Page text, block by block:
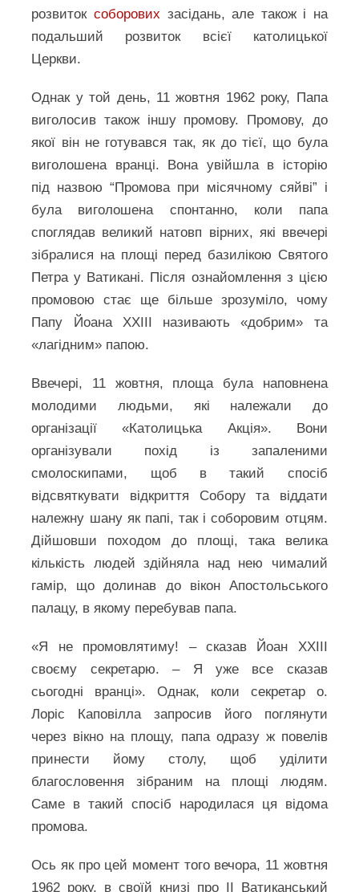
розвиток соборових засідань, але також і на
подальший розвиток всієї католицької
Церкви.
Однак у той день, 11 жовтня 1962 року, Папа
виголосив також іншу промову. Промову, до
якої він не готувався так, як до тієї, що була
виголошена вранці. Вона увійшла в історію
під назвою “Промова при місячному сяйві” і
була виголошена спонтанно, коли папа
споглядав великий натовп вірних, які ввечері
зібралися на площі перед базилікою Святого
Петра у Ватикані. Після ознайомлення з цією
промовою стає ще більше зрозуміло, чому
Папу Йоана ХХІІІ називають «добрим» та
«лагідним» папою.
Ввечері, 11 жовтня, площа була наповнена
молодими людьми, які належали до
організації «Католицька Акція». Вони
організували похід із запаленими
смолоскипами, щоб в такий спосіб
відсвяткувати відкриття Собору та віддати
належну шану як папі, так і соборовим отцям.
Дійшовши походом до площі, така велика
кількість людей здійняла над нею чималий
гамір, що долинав до вікон Апостольського
палацу, в якому перебував папа.
«Я не промовлятиму! – сказав Йоан ХХІІІ
своєму секретарю. – Я уже все сказав
сьогодні вранці». Однак, коли секретар о.
Лоріс Каповілла запросив його поглянути
через вікно на площу, папа одразу ж повелів
принести йому столу, щоб уділити
благословення зібраним на площі людям.
Саме в такий спосіб народилася ця відома
промова.
Ось як про цей момент того вечора, 11 жовтня
1962 року, в своїй книзі про ІІ Ватиканський